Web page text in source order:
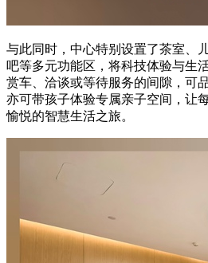
与此同时，中心特别设置了茶室、
吧等多元功能区，将科技体验与
赏车、洽谈或等待服务的间隙，可
亦可带孩子体验专属亲子空间，让
愉悦的智慧生活之旅。